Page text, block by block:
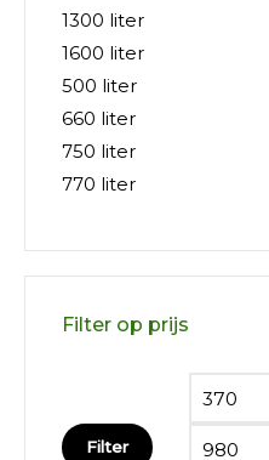
1300 liter
1600 liter
500 liter
660 liter
750 liter
770 liter
Filter op prijs
Min. prijs
Filter